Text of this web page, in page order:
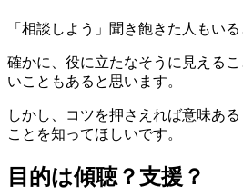
「相談しよう」聞き飽きた人もいる
確かに、役に立たなそうに見える
いこともあると思います。
しかし、コツを押さえれば意味あ
ことを知ってほしいです。
目的は傾聴？支援？